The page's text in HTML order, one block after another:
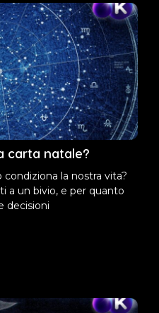
carta natale?
condiziona la nostra vita?
a un bivio, e per quanto
decisioni